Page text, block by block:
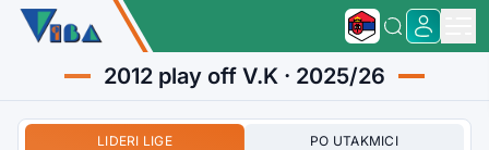
2012 play off V.K · 2025/26
LIDERI LIGE PO UTAKMICI